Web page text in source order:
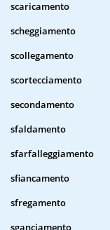
scaricamento
scheggiamento
scollegamento
scortecciamento
secondamento
sfaldamento
sfarfalleggiamento
sfiancamento
sfregamento
sganciamento